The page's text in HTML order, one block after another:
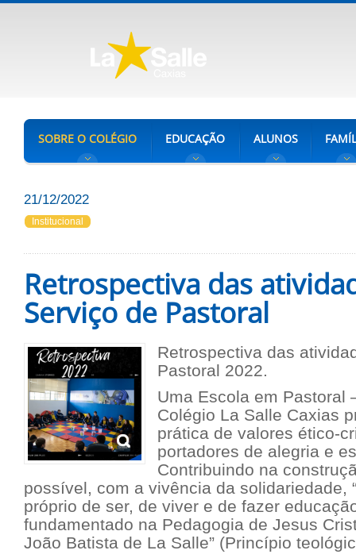
SOBRE O COLÉGIO EDUCAÇÃO ALUNOS
21/12/2022
Institucional
Retrospectiva das
Serviço de Pastoral
Retrospectiva das
Pastoral 2022.
Uma Escola em Pastoral
Colégio La Salle Caxias
prática de valores ético-
portadores de alegria e
Contribuindo na
possível, com a vivência da solidariedade,
próprio de ser, de viver e de fazer
fundamentado na Pedagogia de Jesus
João Batista de La Salle” (Princípio